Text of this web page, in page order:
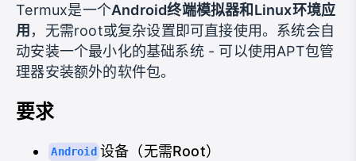
Termux是一个Android终端模拟器和Linux环境应
用 ，无需root或复杂设置即可直接使用。系统会自
动安装一个最小化的基础系统 - 可以使用APT包管
理器安装额外的软件包。
要求
Android 设备（无需Root）